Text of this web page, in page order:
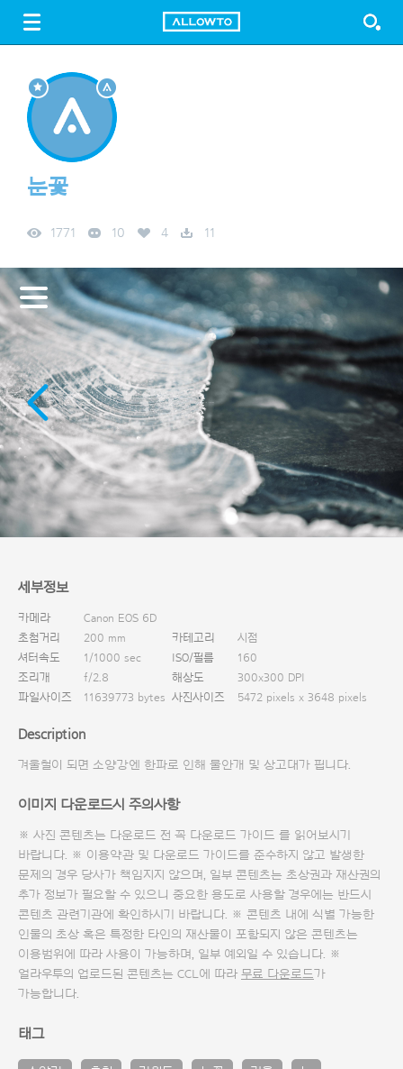
FREE DOWNLOAD
눈꽃
1771 10 4 11
세부정보
카메라
Canon EOS 6D
초첨거리
200 mm 카테고리
시점
셔터속도
1/1000 sec ISO/필름
160
조리개
f/2.8 해상도
300x300 DPI
파일사이즈
11639773 bytes 사진사이즈 5472 pixels x 3648 pixels
Description
겨울철이 되면 소양강엔 한파로 인해 물안개 및 상고대가 핍니다.
이미지 다운로드시 주의사항
※ 사진 콘텐츠는 다운로드 전 꼭 다운로드 가이드 를 읽어보시기
바랍니다. ※ 이용약관 및 다운로드 가이드를 준수하지 않고 발생한
문제의 경우 당사가 책임지지 않으며, 일부 콘텐츠는 초상권과 재산권의
추가 정보가 필요할 수 있으니 중요한 용도로 사용할 경우에는 반드시
콘텐츠 관련기관에 확인하시기 바랍니다. ※ 콘텐츠 내에 식별 가능한
인물의 초상 혹은 특정한 타인의 재산물이 포함되지 않은 콘텐츠는
이용범위에 따라 사용이 가능하며, 일부 예외일 수 있습니다. ※
얼라우투의 업로드된 콘텐츠는 CCL에 따라 무료 다운로드가
가능합니다.
태그